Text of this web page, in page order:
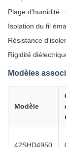
Plage d'humidité
Isolation du fil
Résistance
Rigidité
Modèles
Modèle
42SHD4950